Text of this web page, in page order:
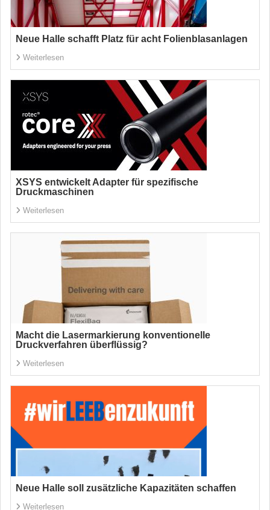
Neue Halle schafft Platz für acht Folienblasanlagen
Weiterlesen
XSYS entwickelt Adapter für spezifische
Druckmaschinen
Weiterlesen
Macht die Lasermarkierung konventionelle
Druckverfahren überflüssig?
Weiterlesen
Neue Halle soll zusätzliche Kapazitäten schaffen
Weiterlesen